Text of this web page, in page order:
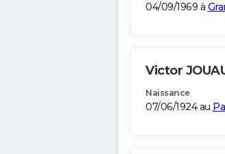
04/09/1969 à
Victor
Naissance
07/06/1924 au